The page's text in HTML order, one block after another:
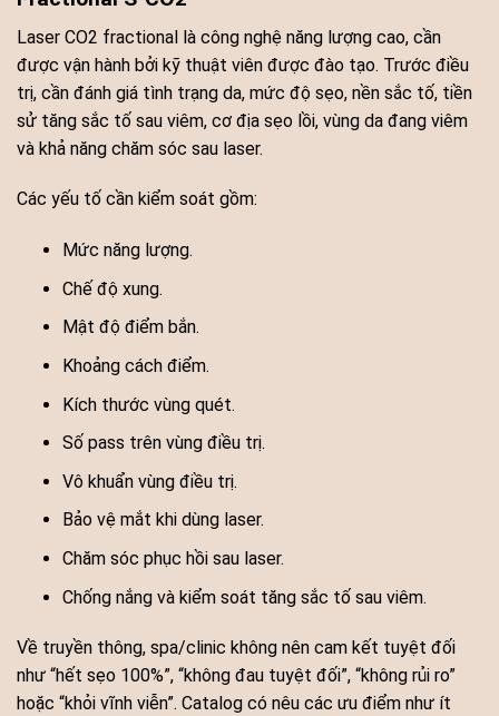
Laser CO2 fractional là công nghệ năng lượng cao, cần
được vận hành bởi kỹ thuật viên được đào tạo. Trước điều
trị, cần đánh giá tình trạng da, mức độ sẹo, nền sắc tố, tiền
sử tăng sắc tố sau viêm, cơ địa sẹo lồi, vùng da đang viêm
và khả năng chăm sóc sau laser.
Các yếu tố cần kiểm soát gồm:
Mức năng lượng.
Chế độ xung.
Mật độ điểm bắn.
Khoảng cách điểm.
Kích thước vùng quét.
Số pass trên vùng điều trị.
Vô khuẩn vùng điều trị.
Bảo vệ mắt khi dùng laser.
Chăm sóc phục hồi sau laser.
Chống nắng và kiểm soát tăng sắc tố sau viêm.
Về truyền thông, spa/clinic không nên cam kết tuyệt đối
như “hết sẹo 100%”, “không đau tuyệt đối”, “không rủi ro”
hoặc “khỏi vĩnh viễn”. Catalog có nêu các ưu điểm như ít